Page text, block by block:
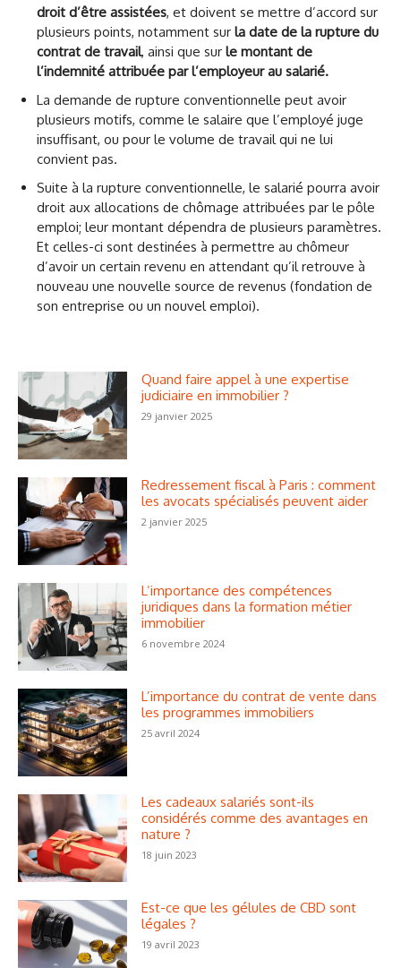
droit d’être assistées, et doivent se mettre d’accord sur
plusieurs points, notamment sur la date de la rupture du
contrat de travail, ainsi que sur le montant de
l’indemnité attribuée par l’employeur au salarié.
La demande de rupture conventionnelle peut avoir
plusieurs motifs, comme le salaire que l’employé juge
insuffisant, ou pour le volume de travail qui ne lui
convient pas.
Suite à la rupture conventionnelle, le salarié pourra avoir
droit aux allocations de chômage attribuées par le pôle
emploi; leur montant dépendra de plusieurs paramètres.
Et celles-ci sont destinées à permettre au chômeur
d’avoir un certain revenu en attendant qu’il retrouve à
nouveau une nouvelle source de revenus (fondation de
son entreprise ou un nouvel emploi).
Quand faire appel à une expertise
judiciaire en immobilier ?
29 janvier 2025
Redressement fiscal à Paris : comment
les avocats spécialisés peuvent aider
2 janvier 2025
L’importance des compétences
juridiques dans la formation métier
immobilier
6 novembre 2024
L’importance du contrat de vente dans
les programmes immobiliers
25 avril 2024
Les cadeaux salariés sont-ils
considérés comme des avantages en
nature ?
18 juin 2023
Est-ce que les gélules de CBD sont
légales ?
19 avril 2023